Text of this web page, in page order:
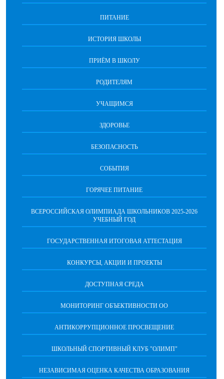
ПИТАНИЕ
ИСТОРИЯ ШКОЛЫ
ПРИЁМ В ШКОЛУ
РОДИТЕЛЯМ
УЧАЩИМСЯ
ЗДОРОВЬЕ
БЕЗОПАСНОСТЬ
СОБЫТИЯ
ГОРЯЧЕЕ ПИТАНИЕ
ВСЕРОССИЙСКАЯ ОЛИМПИАДА ШКОЛЬНИКОВ 2025-2026
УЧЕБНЫЙ ГОД
ГОСУДАРСТВЕННАЯ ИТОГОВАЯ АТТЕСТАЦИЯ
КОНКУРСЫ, АКЦИИ И ПРОЕКТЫ
ДОСТУПНАЯ СРЕДА
МОНИТОРИНГ ОБЪЕКТИВНОСТИ ОО
АНТИКОРРУПЦИОННОЕ ПРОСВЕЩЕНИЕ
ШКОЛЬНЫЙ СПОРТИВНЫЙ КЛУБ "ОЛИМП"
НЕЗАВИСИМАЯ ОЦЕНКА КАЧЕСТВА ОБРАЗОВАНИЯ